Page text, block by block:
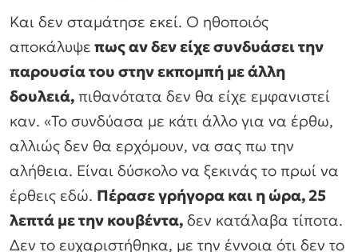
Και δεν σταμάτησε εκεί. Ο ηθοποιός
αποκάλυψε πως αν δεν είχε συνδυάσει την
παρουσία του στην εκπομπή με άλλη
δουλειά, πιθανότατα δεν θα είχε εμφανιστεί
καν. «Το συνδύασα με κάτι άλλο για να έρθω,
αλλιώς δεν θα ερχόμουν, να σας πω την
αλήθεια. Είναι δύσκολο να ξεκινάς το πρωί να
έρθεις εδώ. Πέρασε γρήγορα και η ώρα, 25
λεπτά με την κουβέντα, δεν κατάλαβα τίποτα.
Δεν το ευχαριστήθηκα, με την έννοια ότι δεν το